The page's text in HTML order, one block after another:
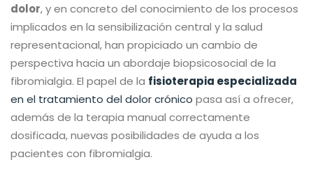
dolor, y en concreto del conocimiento de los procesos
implicados en la sensibilización central y la salud
representacional, han propiciado un cambio de
perspectiva hacia un abordaje biopsicosocial de la
fibromialgia. El papel de la fisioterapia especializada
en el tratamiento del dolor crónico pasa así a ofrecer,
además de la terapia manual correctamente
dosificada, nuevas posibilidades de ayuda a los
pacientes con fibromialgia.